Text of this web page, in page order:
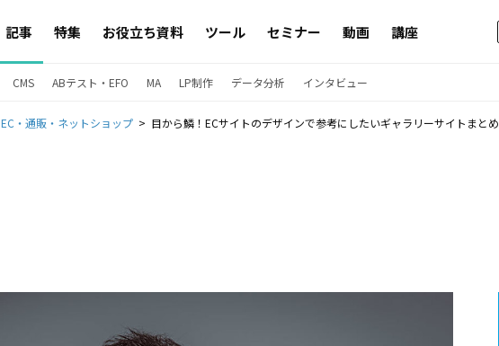
記事 特集 お役立ち資料 ツール セミナー 動画 講座
CMS ABテスト・EFO MA LP制作 データ分析 インタビュー
EC・通販・ネットショップ 目から鱗！ECサイトのデザインで参考にしたいギャラリーサイトまとめ